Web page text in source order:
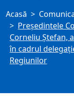
Acasă
Președintele
Corneliu Ștefan,
în cadrul
Regiunilor